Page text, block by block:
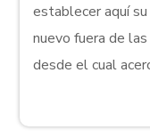
establecer aquí
nuevo fuera de
desde el cual